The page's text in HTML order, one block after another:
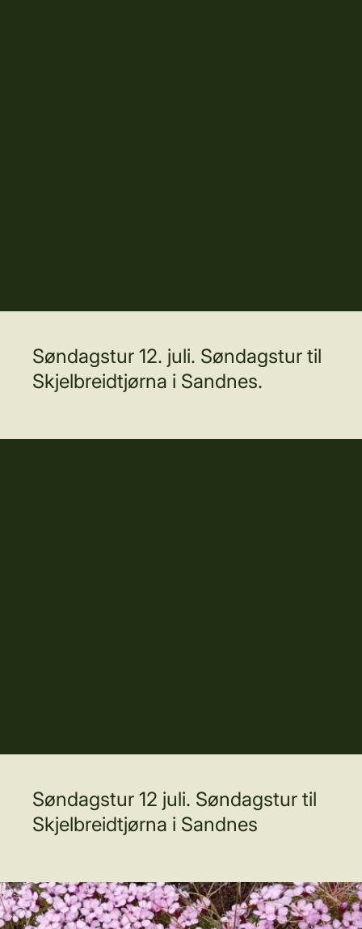
Søndagstur 12. juli. Søndagstur til
Skjelbreidtjørna i Sandnes.
Søndagstur 12 juli. Søndagstur til
Skjelbreidtjørna i Sandnes